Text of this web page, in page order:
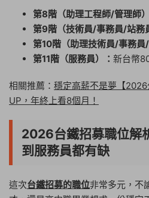
第8階（助理工程師/管理師）
第9階（技術員/事務員/站務
第10階（助理技術員/事務員/
第11階（服務員）： 新台幣
相關推薦： 穩定高薪不是夢【
UP，年終上看8個月！
2026台鐵招募職位解
到服務員都有缺
這次台鐵招募的職位非常多元，不